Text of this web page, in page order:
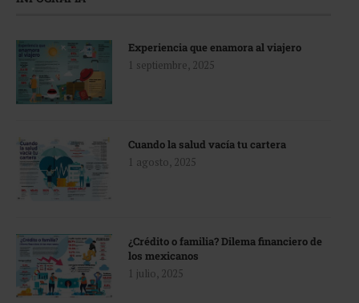
Experiencia que enamora al viajero
1 septiembre, 2025
Cuando la salud vacía tu cartera
1 agosto, 2025
¿Crédito o familia? Dilema financiero de
los mexicanos
1 julio, 2025